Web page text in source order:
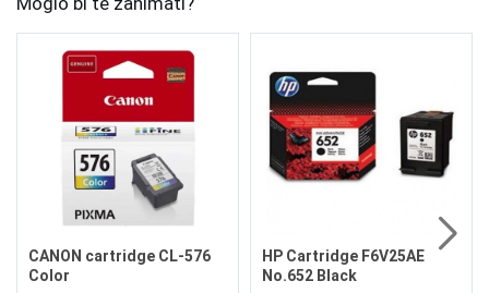
CANON cartridge CL-576
Color
HP Cartridge F6V25AE
No.652 Black